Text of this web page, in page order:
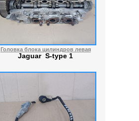
Головка блока цилиндров левая
Jaguar S-type 1